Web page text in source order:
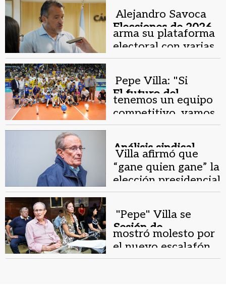
Elecciones de 2026
en UPCN.
Alejandro Savoca
arma su plataforma
electoral con varias
propuestas para los
El futuro del
Gremial.
Pepe Villa: "Si
tenemos un equipo
competitivo, vamos
a jugar en la A1"
Análisis sindical.
Villa afirmó que
“gane quien gane” la
elección presidencial
“ajustará a los
Sesión de
Diputados.
"Pepe" Villa se
mostró molesto por
el nuevo escalafón
de estatales